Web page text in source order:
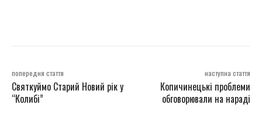
попередня стаття
Святкуймо Старий Новий рік у
“Колибі”
наступна стаття
Копичинецькі проблеми
обговорювали на нараді